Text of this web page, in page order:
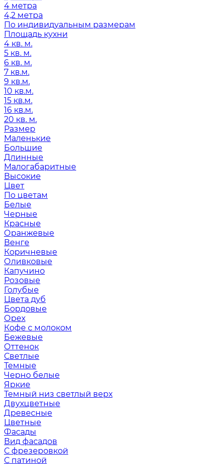
4 метра
4,2 метра
По индивидуальным размерам
Площадь кухни
4 кв. м.
5 кв. м.
6 кв. м.
7 кв.м.
9 кв.м.
10 кв.м.
15 кв.м.
16 кв.м.
20 кв. м.
Размер
Маленькие
Большие
Длинные
Малогабаритные
Высокие
Цвет
По цветам
Белые
Черные
Красные
Оранжевые
Венге
Коричневые
Оливковые
Капучино
Розовые
Голубые
Цвета дуб
Бордовые
Орех
Кофе с молоком
Бежевые
Оттенок
Светлые
Темные
Черно белые
Яркие
Темный низ светлый верх
Двухцветные
Древесные
Цветные
Фасады
Вид фасадов
С фрезеровкой
С патиной